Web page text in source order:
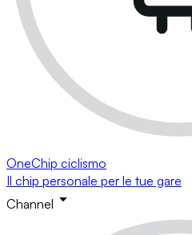
OneChip ciclismo
Il chip personale per le tue gare
Channel